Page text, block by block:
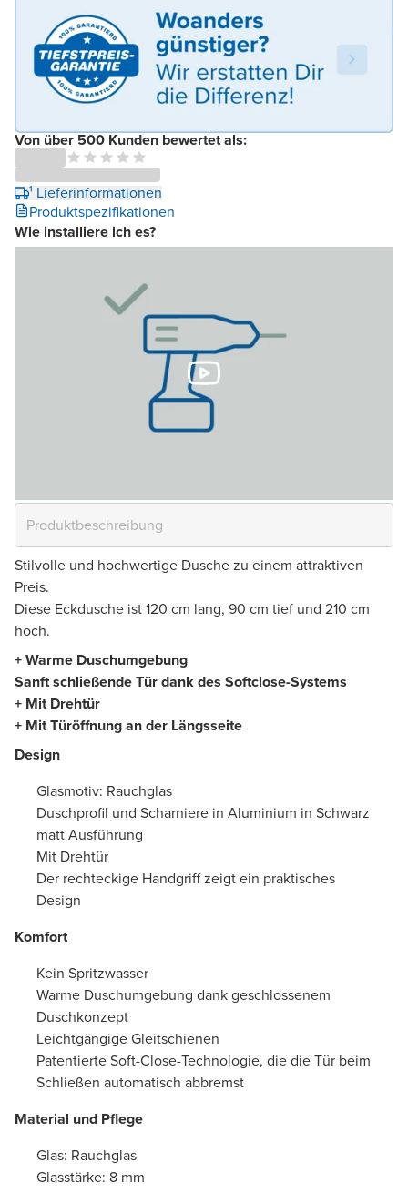
Von über 500 Kunden bewertet als:
¹ Lieferinformationen
Produktspezifikationen
Wie installiere ich es?
Stilvolle und hochwertige Dusche zu einem attraktiven
Preis.
Diese Eckdusche ist 120 cm lang, 90 cm tief und 210 cm
hoch.
+ Warme Duschumgebung
Sanft schließende Tür dank des Softclose-Systems
+ Mit Drehtür
+ Mit Türöffnung an der Längsseite
Design
Glasmotiv: Rauchglas
Duschprofil und Scharniere in Aluminium in Schwarz
matt Ausführung
Mit Drehtür
Der rechteckige Handgriff zeigt ein praktisches
Design
Komfort
Kein Spritzwasser
Warme Duschumgebung dank geschlossenem
Duschkonzept
Leichtgängige Gleitschienen
Patentierte Soft-Close-Technologie, die die Tür beim
Schließen automatisch abbremst
Material und Pflege
Glas: Rauchglas
Glasstärke: 8 mm